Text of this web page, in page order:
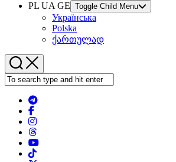
PL UA GE Toggle Child Menu
Українська
Polska
ქართულად